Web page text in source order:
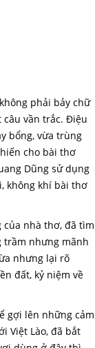
phải bảy chữ
vần trắc. Điệu
bổng, vừa trùng
cho bài thơ
Dũng sử dụng
không khí bài thơ
của nhà thơ, đã tìm
trầm nhưng mãnh
nhưng lại rõ
đất, kỷ niệm về
gợi lên những cảm
Việt Lào, đã bắt